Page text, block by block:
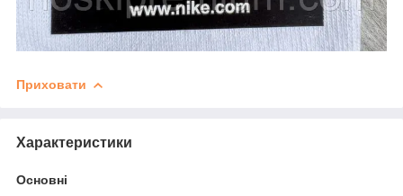
Приховати
Характеристики
Основні